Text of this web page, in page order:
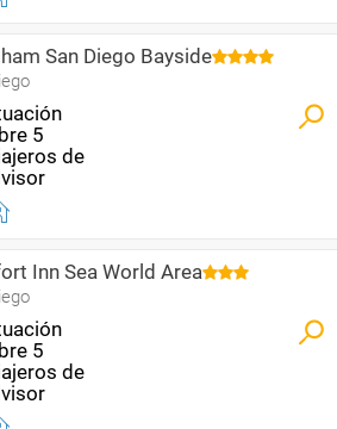
San Diego Bayside
Inn Sea World Area